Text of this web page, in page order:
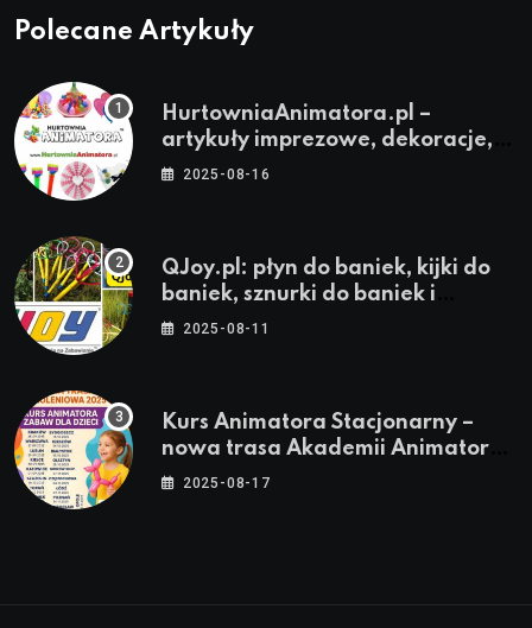
Polecane Artykuły
HurtowniaAnimatora.pl –
artykuły imprezowe, dekoracje,
stroje i akcesoria dla animatorów
2025-08-16
QJoy.pl: płyn do baniek, kijki do
baniek, sznurki do baniek i
zestawy do baniek
2025-08-11
Kurs Animatora Stacjonarny –
nowa trasa Akademii Animatora
– jesień 2025
2025-08-17